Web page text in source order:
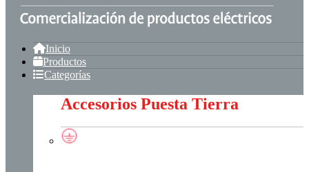
Inicio
Productos
Categorías
Accesorios Puesta Tierra